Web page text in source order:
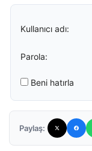
Kullanıcı adı:
Parola:
Beni hatırla
Paylaş: